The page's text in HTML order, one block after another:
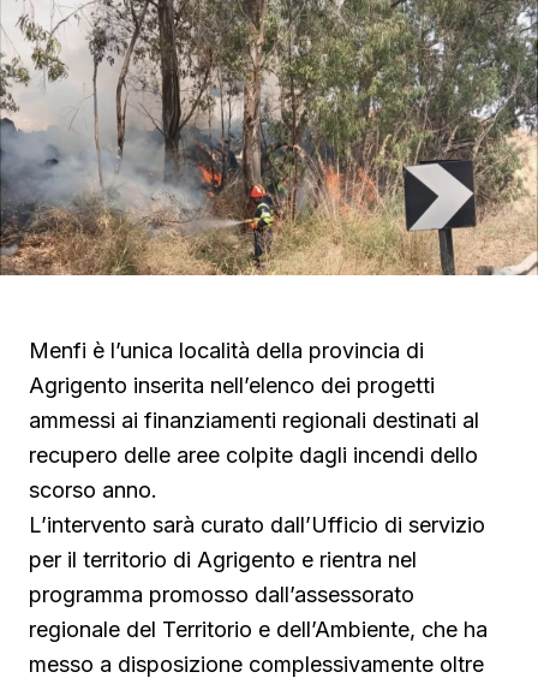
Menfi è l’unica località della provincia di
Agrigento inserita nell’elenco dei progetti
ammessi ai finanziamenti regionali destinati al
recupero delle aree colpite dagli incendi dello
scorso anno.
L’intervento sarà curato dall’Ufficio di servizio
per il territorio di Agrigento e rientra nel
programma promosso dall’assessorato
regionale del Territorio e dell’Ambiente, che ha
messo a disposizione complessivamente oltre